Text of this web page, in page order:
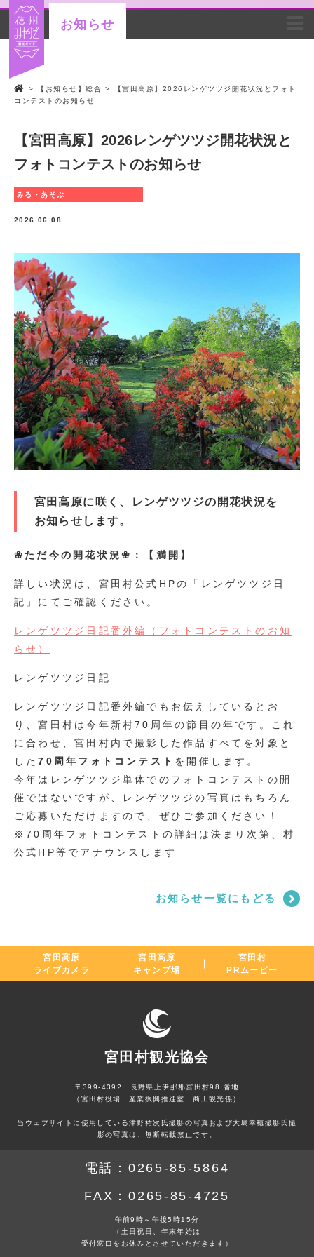
お知らせ
> 【お知らせ】総合 >
【宮田高原】2026レンゲツツジ開花状況とフォト
コンテストのお知らせ
【宮田高原】2026レンゲツツジ開花状況と
フォトコンテストのお知らせ
みる・あそぶ
2026.06.08
宮田高原に咲く、レンゲツツジの開花状況を
お知らせします。
❀ただ今の開花状況❀：【満開】
詳しい状況は、宮田村公式HPの「レンゲツツジ日
記」にてご確認ください。
レンゲツツジ日記番外編（フォトコンテストのお知
らせ）
レンゲツツジ日記
レンゲツツジ日記番外編でもお伝えしているとお
り、宮田村は今年新村70周年の節目の年です。これ
に合わせ、宮田村内で撮影した作品すべてを対象と
した70周年フォトコンテスト を開催します。
今年はレンゲツツジ単体でのフォトコンテストの開
催ではないですが、レンゲツツジの写真はもちろん
ご応募いただけますので、ぜひご参加ください！
※70周年フォトコンテストの詳細は決まり次第、村
公式HP等でアナウンスします
お知らせ一覧にもどる
宮田高原
ライブカメラ
宮田高原
キャンプ場
宮田村
PRムービー
宮田村観光協会
〒399-4392 長野県上伊那郡宮田村98 番地
（宮田村役場 産業振興推進室 商工観光係）
当ウェブサイトに使用している津野祐次氏撮影の写真および大島幸穂撮影氏撮
影の写真は、無断転載禁止です。
電話： 0265-85-5864
FAX：0265-85-4725
午前9時～午後5時15分
（土日祝日、年末年始は
受付窓口をお休みとさせていただきます）